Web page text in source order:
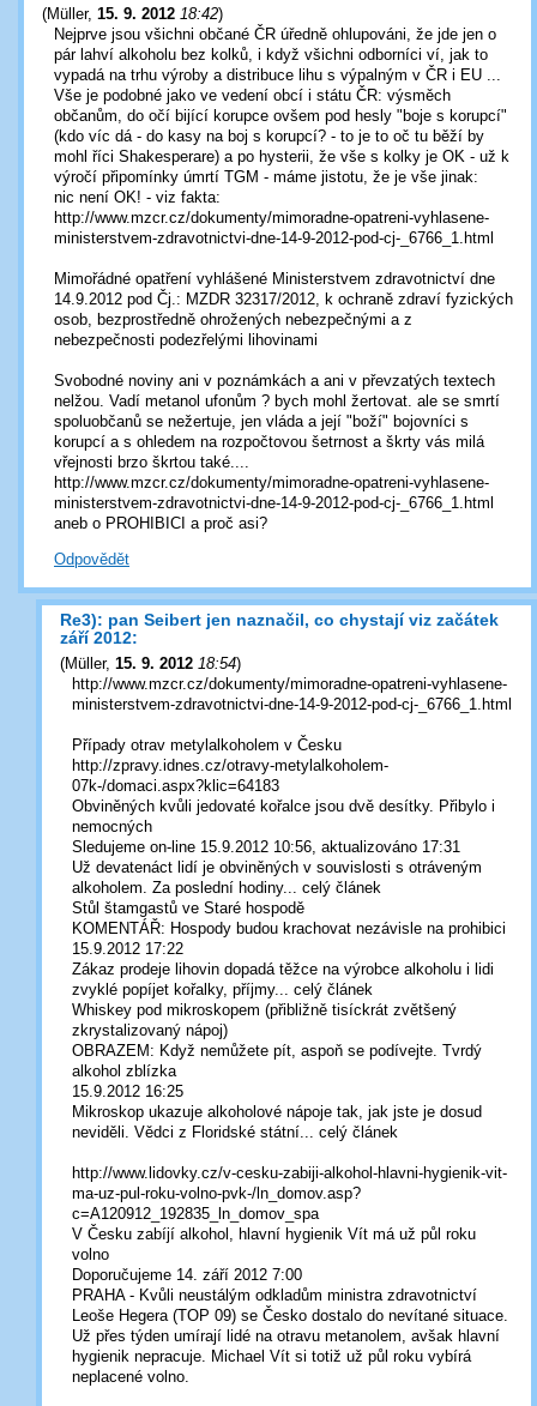
(Müller, 15. 9. 2012 18:42)
Nejprve jsou všichni občané ČR úředně ohlupováni, že jde jen o
pár lahví alkoholu bez kolků, i když všichni odborníci ví, jak to
vypadá na trhu výroby a distribuce lihu s výpalným v ČR i EU ...
Vše je podobné jako ve vedení obcí i státu ČR: výsměch
občanům, do očí bijící korupce ovšem pod hesly "boje s korupcí"
(kdo víc dá - do kasy na boj s korupcí? - to je to oč tu běží by
mohl říci Shakesperare) a po hysterii, že vše s kolky je OK - už k
výročí připomínky úmrtí TGM - máme jistotu, že je vše jinak:
nic není OK! - viz fakta:
http://www.mzcr.cz/dokumenty/mimoradne-opatreni-vyhlasene-
ministerstvem-zdravotnictvi-dne-14-9-2012-pod-cj-_6766_1.html
Mimořádné opatření vyhlášené Ministerstvem zdravotnictví dne
14.9.2012 pod Čj.: MZDR 32317/2012, k ochraně zdraví fyzických
osob, bezprostředně ohrožených nebezpečnými a z
nebezpečnosti podezřelými lihovinami
Svobodné noviny ani v poznámkách a ani v převzatých textech
nelžou. Vadí metanol ufonům ? bych mohl žertovat. ale se smrtí
spoluobčanů se nežertuje, jen vláda a její "boží" bojovníci s
korupcí a s ohledem na rozpočtovou šetrnost a škrty vás milá
vřejnosti brzo škrtou také....
http://www.mzcr.cz/dokumenty/mimoradne-opatreni-vyhlasene-
ministerstvem-zdravotnictvi-dne-14-9-2012-pod-cj-_6766_1.html
aneb o PROHIBICI a proč asi?
Odpovědět
Re3): pan Seibert jen naznačil, co chystají viz začátek
září 2012:
(Müller, 15. 9. 2012 18:54)
http://www.mzcr.cz/dokumenty/mimoradne-opatreni-vyhlasene-
ministerstvem-zdravotnictvi-dne-14-9-2012-pod-cj-_6766_1.html
Případy otrav metylalkoholem v Česku
http://zpravy.idnes.cz/otravy-metylalkoholem-
07k-/domaci.aspx?klic=64183
Obviněných kvůli jedovaté kořalce jsou dvě desítky. Přibylo i
nemocných
Sledujeme on-line 15.9.2012 10:56, aktualizováno 17:31
Už devatenáct lidí je obviněných v souvislosti s otráveným
alkoholem. Za poslední hodiny... celý článek
Stůl štamgastů ve Staré hospodě
KOMENTÁŘ: Hospody budou krachovat nezávisle na prohibici
15.9.2012 17:22
Zákaz prodeje lihovin dopadá těžce na výrobce alkoholu i lidi
zvyklé popíjet kořalky, příjmy... celý článek
Whiskey pod mikroskopem (přibližně tisíckrát zvětšený
zkrystalizovaný nápoj)
OBRAZEM: Když nemůžete pít, aspoň se podívejte. Tvrdý
alkohol zblízka
15.9.2012 16:25
Mikroskop ukazuje alkoholové nápoje tak, jak jste je dosud
neviděli. Vědci z Floridské státní... celý článek
http://www.lidovky.cz/v-cesku-zabiji-alkohol-hlavni-hygienik-vit-
ma-uz-pul-roku-volno-pvk-/ln_domov.asp?
c=A120912_192835_ln_domov_spa
V Česku zabíjí alkohol, hlavní hygienik Vít má už půl roku
volno
Doporučujeme 14. září 2012 7:00
PRAHA - Kvůli neustálým odkladům ministra zdravotnictví
Leoše Hegera (TOP 09) se Česko dostalo do nevítané situace.
Už přes týden umírají lidé na otravu metanolem, avšak hlavní
hygienik nepracuje. Michael Vít si totiž už půl roku vybírá
neplacené volno.